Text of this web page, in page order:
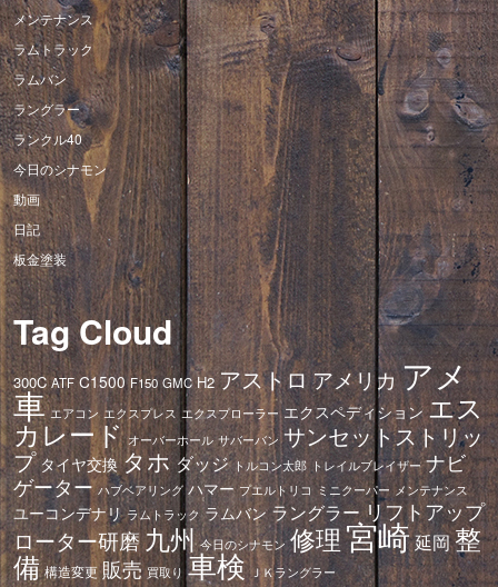
メンテナンス
ラムトラック
ラムバン
ラングラー
ランクル40
今日のシナモン
動画
日記
板金塗装
Tag Cloud
300C ATF C1500 F150 GMC H2 アストロ アメリカ アメ
車 エアコン エクスプレス エクスプローラー エクスペディション エス
カレード オーバーホール サバーバン サンセットストリッ
プ タイヤ交換 タホ ダッジ トルコン太郎 トレイルブレイザー ナビ
ゲーター ハブベアリング ハマー プエルトリコ ミニクーパー メンテナンス
ユーコンデナリ ラムトラック ラムバン ラングラー リフトアップ
ローター研磨九州 今日のシナモン 修理宮崎延岡整
備 構造変更 販売 買取り 車検 ＪＫラングラー